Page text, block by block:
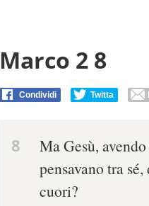
Marco 2 8
Condividi Twitta
8
Ma Gesù,
pensavano tra
cuori?